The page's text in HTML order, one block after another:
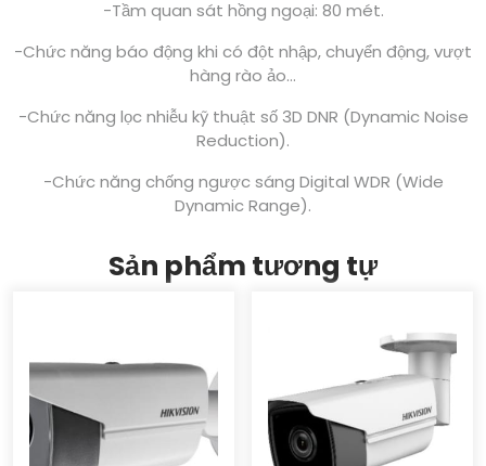
-Tầm quan sát hồng ngoại: 80 mét.
-Chức năng báo động khi có đột nhập, chuyển động, vượt
hàng rào ảo…
-Chức năng lọc nhiễu kỹ thuật số 3D DNR (Dynamic Noise
Reduction).
-Chức năng chống ngược sáng Digital WDR (Wide
Dynamic Range).
Sản phẩm tương tự